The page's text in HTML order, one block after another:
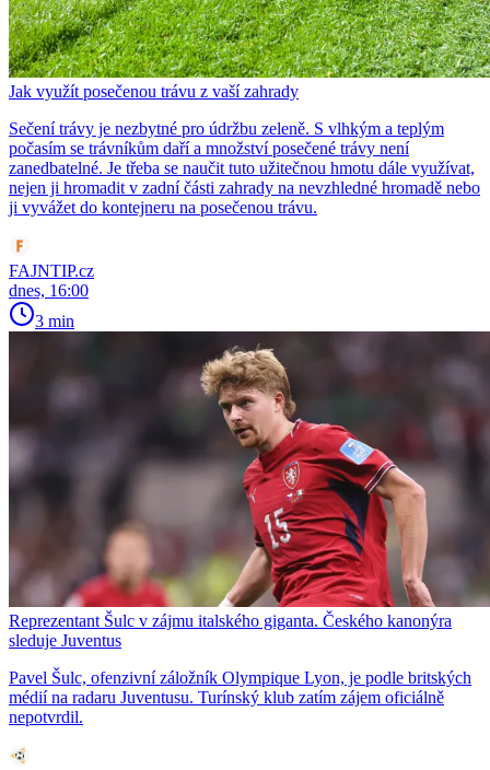
Jak využít posečenou trávu z vaší zahrady
Sečení trávy je nezbytné pro údržbu zeleně. S vlhkým a teplým
počasím se trávníkům daří a množství posečené trávy není
zanedbatelné. Je třeba se naučit tuto užitečnou hmotu dále využívat,
nejen ji hromadit v zadní části zahrady na nevzhledné hromadě nebo
ji vyvážet do kontejneru na posečenou trávu.
FAJNTIP.cz
dnes, 16:00
3 min
Reprezentant Šulc v zájmu italského giganta. Českého kanonýra
sleduje Juventus
Pavel Šulc, ofenzivní záložník Olympique Lyon, je podle britských
médií na radaru Juventusu. Turínský klub zatím zájem oficiálně
nepotvrdil.